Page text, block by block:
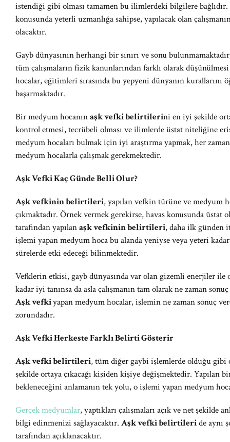
istendiği gibi olması tamamen bu ilimlerdeki bilgilere
konusunda yeterli uzmanlığa sahipse, yapılacak olan
olacaktır.
Gayb dünyasının herhangi bir sınırı ve sonu
tüm çalışmaların fizik kanunlarından farklı olarak
hocalar, eğitimleri sırasında bu yepyeni dünyanın kurallarını
başarmaktadır.
Bir medyum hocanınaşk vefki belirtilerini en iyi şekilde
kontrol etmesi, tecrübeli olması ve ilimlerde üstat niteliğine
medyum hocaları bulmak için iyi araştırma yapmak, her
medyum hocalarla çalışmak gerekmektedir.
Aşk Vefki Kaç Günde Belli Olur?
Aşk vefkinin belirtileri, yapılan vefkin türüne ve medyum
çıkmaktadır. Örnek vermek gerekirse, havas konusunda
tarafından yapılanaşk vefkinin belirtileri, daha ilk günden
işlemi yapan medyum hoca bu alanda yeniyse veya yeteri
sürelerde etki edeceği bilinmektedir.
Vefklerin etkisi, gayb dünyasında var olan gizemli enerjiler ile
kadar iyi tanınsa da asla çalışmanın tam olarak ne zaman
Aşk vefkiyapan medyum hocalar, işlemin ne zaman sonuç
zorundadır.
Aşk Vefki Herkeste Farklı Belirti Gösterir
Aşk vefki belirtileri, tüm diğer gaybi işlemlerde olduğu
şekilde ortaya çıkacağı kişiden kişiye değişmektedir. Yapılan
bekleneceğini anlamanın tek yolu, o işlemi yapan medyum
Gerçek medyumlar, yaptıkları çalışmaları açık ve net şekilde
bilgi edinmenizi sağlayacaktır. Aşk vefki belirtileride aynı
tarafından açıklanacaktır.